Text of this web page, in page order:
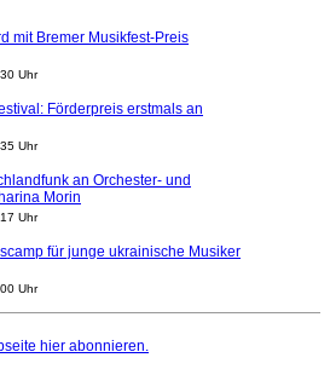
mit Bremer Musikfest-Preis
Uhr
Förderpreis erstmals an
Uhr
an Orchester- und
Morin
Uhr
für junge ukrainische Musiker
Uhr
hier abonnieren.